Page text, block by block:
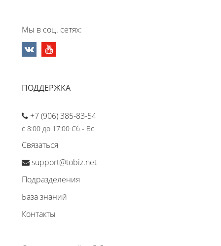
Мы в соц. сетях:
ПОДДЕРЖКА
+7 (906) 385-83-54
с 8:00 до 17:00 Сб - Вс
Связаться
support@tobiz.net
Подразделения
База знаний
Контакты